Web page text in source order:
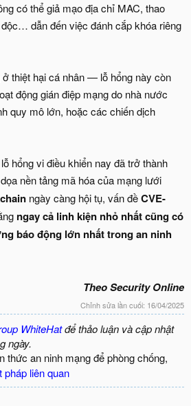
có thể giả mạo địa chỉ MAC, thao
dẫn đến việc đánh cắp khóa riêng
thiệt hại cá nhân — lỗ hổng này còn
động gián điệp mạng do nhà nước
quy mô lớn, hoặc các chiến dịch
hổng vi điều khiển nay đã trở thành
nền tảng mã hóa của mạng lưới
ngày càng hội tụ, vấn đềCVE-
ngay cả linh kiện nhỏ nhất cũng có
báo động lớn nhất trong an ninh
TheoSecurity Online
Chỉnh sửa lần cuối: 16/04/2025
WhiteHatđể thảo luận và cập nhật
ngày.
thức an ninh mạng để phòng chống,
pháp liên quan